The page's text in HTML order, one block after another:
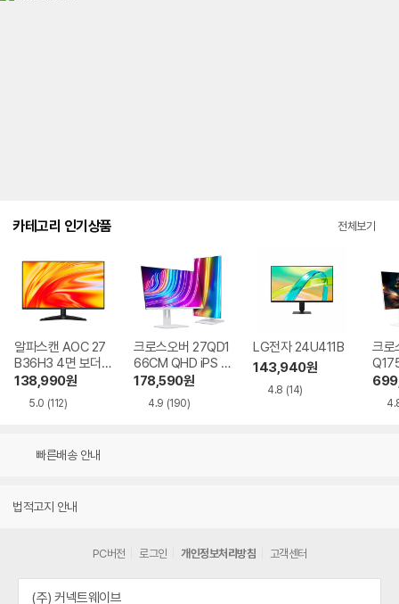
카테고리 인기상품 전체보기
알파스캔 AOC 27
B36H3 4면 보더리
스 IPS 120 시력보
호 무결점
138,990원
5.0 (112)
크로스오버 27QD1
66CM QHD iPS U
SB-C 화이트 Ai 멀
티스탠드
178,590원
4.9 (190)
LG전자 24U411B
143,940원
4.8 (14)
크로
Ai
빠른배송 안내
법적고지 안내
PC버전 로그인 개인정보처리방침 고객센터
(주) 커넥트웨이브